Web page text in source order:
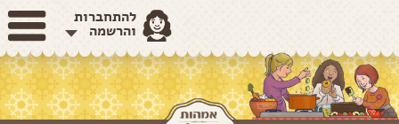
להתחברות
והרשמה